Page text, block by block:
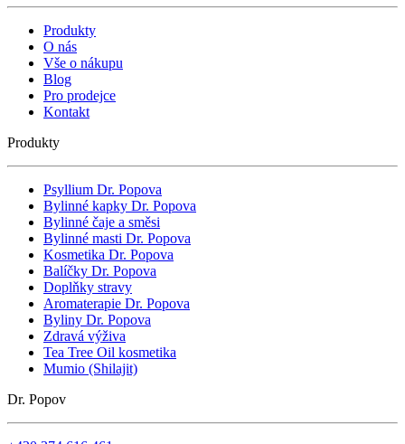
Produkty
O nás
Vše o nákupu
Blog
Pro prodejce
Kontakt
Produkty
Psyllium Dr. Popova
Bylinné kapky Dr. Popova
Bylinné čaje a směsi
Bylinné masti Dr. Popova
Kosmetika Dr. Popova
Balíčky Dr. Popova
Doplňky stravy
Aromaterapie Dr. Popova
Byliny Dr. Popova
Zdravá výživa
Tea Tree Oil kosmetika
Mumio (Shilajit)
Dr. Popov